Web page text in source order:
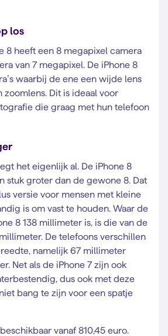
los
8 heeft een 8 megapixel camera
van 7 megapixel. De iPhone 8
waarbij de ene een wijde lens
zoomlens. Dit is ideaal voor
die graag met hun telefoon
het eigenlijk al. De iPhone 8
stuk groter dan de gewone 8. Dat
versie voor mensen met kleine
is om vast te houden. Waar de
8 138 millimeter is, is die van de
De telefoons verschillen
namelijk 67 millimeter
Net als de iPhone 7 zijn ook
dus ook met deze
bang te zijn voor een spatje
vanaf 810,45 euro.